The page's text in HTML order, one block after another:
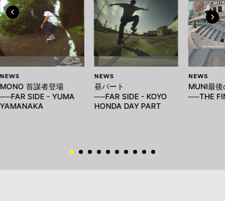
NEWS
MONO 首謀者登場
──FAR SIDE - YUMA
YAMANAKA
NEWS
昼パート
──FAR SIDE - KOYO
HONDA DAY PART
NEWS
MUNI最後
──THE